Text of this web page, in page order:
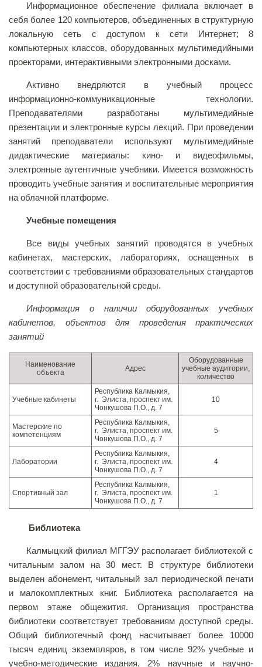
Информационное обеспечение филиала включает в
себя более 120 компьютеров, объединенных в структурную
локальную сеть с доступом к сети Интернет; 8
компьютерных классов, оборудованных мультимедийными
проекторами, интерактивными электронными досками.
Активно внедряются в учебный процесс
информационно-коммуникационные технологии.
Преподавателями разработаны мультимедийные
презентации и электронные курсы лекций. При проведении
занятий преподаватели используют мультимедийные
дидактические материалы: кино- и видеофильмы,
электронные аутентичные учебники. Имеется возможность
проводить учебные занятия и воспитательные мероприятия
на облачной платформе.
Учебные помещения
Все виды учебных занятий проводятся в учебных
кабинетах, мастерских, лабораториях, оснащенных в
соответствии с требованиями образовательных стандартов
и доступной образовательной среды.
Информация о наличии оборудованных учебных
кабинетов, объектов для проведения практических
занятий
Наименование
объекта
Адрес
Оборудованные
учебные аудитории,
количество
Учебные кабинеты
Республика Калмыкия,
г. Элиста, проспект им.
Чонкушова П.О., д. 7
10
Мастерские по
компетенциям
Республика Калмыкия,
г. Элиста, проспект им.
Чонкушова П.О., д. 7
5
Лаборатории
Республика Калмыкия,
г. Элиста, проспект им.
Чонкушова П.О., д. 7
4
Спортивный зал
Республика Калмыкия,
г. Элиста, проспект им.
Чонкушова П.О., д. 7
1
Библиотека
Калмыцкий филиал МГГЭУ располагает библиотекой с
читальным залом на 30 мест. В структуре библиотеки
выделен абонемент, читальный зал периодической печати
и малокомплектных книг. Библиотека располагается на
первом этаже общежития. Организация пространства
библиотеки соответствует требованиям доступной среды.
Общий библиотечный фонд насчитывает более 10000
тысяч единиц экземпляров, в том числе 92% учебные и
учебно-методические издания, 2% научные и научно-